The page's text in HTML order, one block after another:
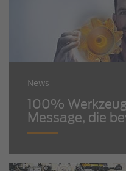
News
100%
Message, die